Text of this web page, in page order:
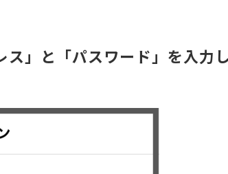
」と「パスワード」を入力